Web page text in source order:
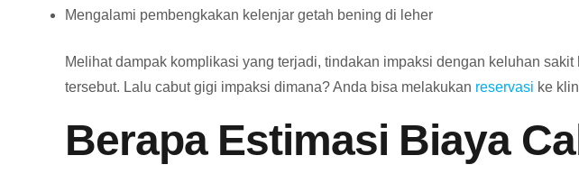
Mengalami pembengkakan kelenjar getah bening di leher
Melihat dampak komplikasi yang terjadi, tindakan impaksi dengan keluhan
tersebut. Lalu cabut gigi impaksi dimana? Anda bisa melakukan reservasi ke
Berapa Estimasi Biaya